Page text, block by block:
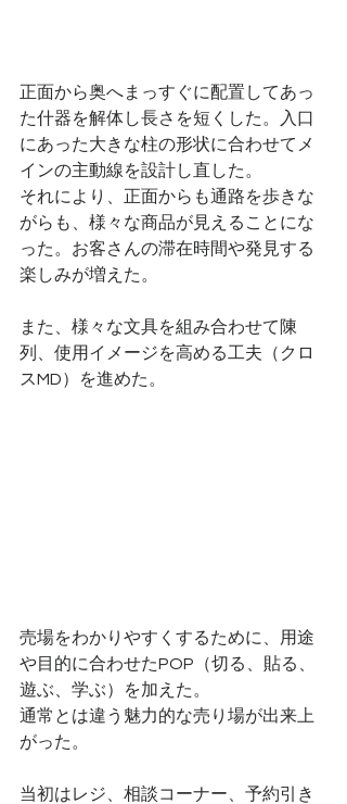
正面から奥へまっすぐに配置してあっ
た什器を解体し長さを短くした。入口
にあった大きな柱の形状に合わせてメ
インの主動線を設計し直した。
それにより、正面からも通路を歩きな
がらも、様々な商品が見えることにな
った。お客さんの滞在時間や発見する
楽しみが増えた。
また、様々な文具を組み合わせて陳
列、使用イメージを高める工夫（クロ
スMD）を進めた。
売場をわかりやすくするために、用途
や目的に合わせたPOP（切る、貼る、
遊ぶ、学ぶ）を加えた。
通常とは違う魅力的な売り場が出来上
がった。
当初はレジ、相談コーナー、予約引き